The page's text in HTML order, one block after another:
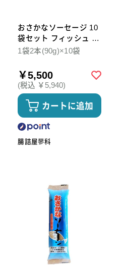
おさかなソーセージ 10
袋セット フィッシュ 魚
肉 そーせーじ 無添加
1袋2本(90g)×10袋
￥5,500
(税込 ￥5,940)
カートに追加
腸詰屋蓼科